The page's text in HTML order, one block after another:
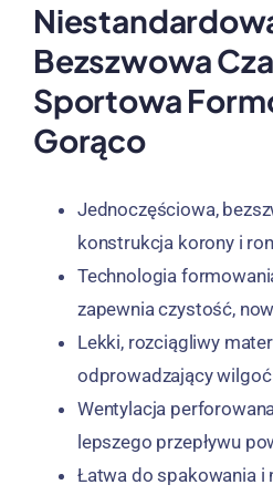
Bezszwowa
Sportowa
Gorąco
Jednoczęściowa,
konstrukcja korony i
Technologia
zapewnia czystość,
Lekki, rozciągliwy
odprowadzający wilgoć
Wentylacja
lepszego przepływu
Łatwa do spakowania i